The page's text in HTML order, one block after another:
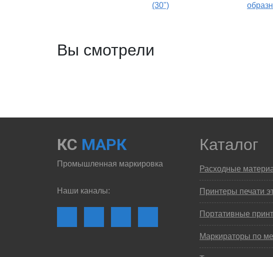
(30")
Вы смотрели
КС МАРК
Промышленная маркировка
Наши каналы:
Каталог
Расходные
Принтеры печати
Портативные
Маркираторы по